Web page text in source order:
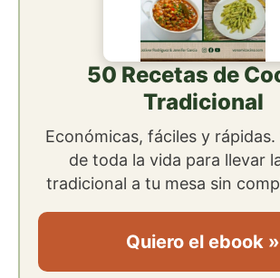
50 Recetas de
Tradicional
Económicas, fáciles y
de toda la vida para llevar
tradicional a tu mesa sin
Quiero el ebook »